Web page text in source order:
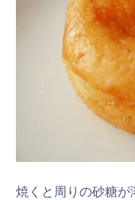
焼くと周りの砂糖が